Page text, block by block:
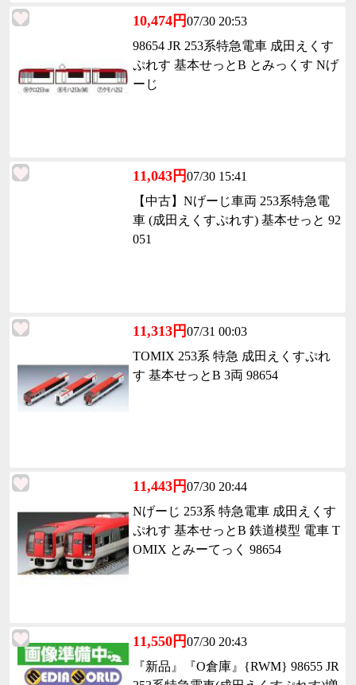
10,474円07/30 20:53
98654 JR 253系特急電車 成田えくす
ぷれす 基本せっとB とみっくす Nげ
ーじ
11,043円07/30 15:41
【中古】Nげーじ車両 253系特急電
車 (成田えくすぷれす) 基本せっと 92
051
11,313円07/31 00:03
TOMIX 253系 特急 成田えくすぷれ
す 基本せっとB 3両 98654
11,443円07/30 20:44
Nげーじ 253系 特急電車 成田えくす
ぷれす 基本せっとB 鉄道模型 電車 T
OMIX とみーてっく 98654
11,550円07/30 20:43
『新品』『O倉庫』{RWM} 98655 JR